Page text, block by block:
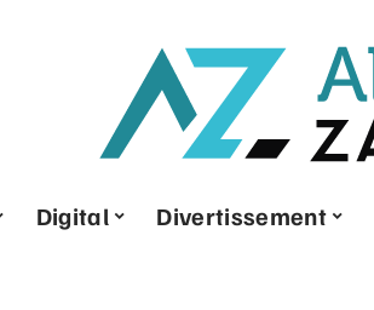
Digital Divertissement